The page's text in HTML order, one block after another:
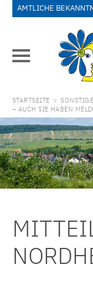
AMTLICHE
STARTSEITE >
– AUCH SIE HABEN